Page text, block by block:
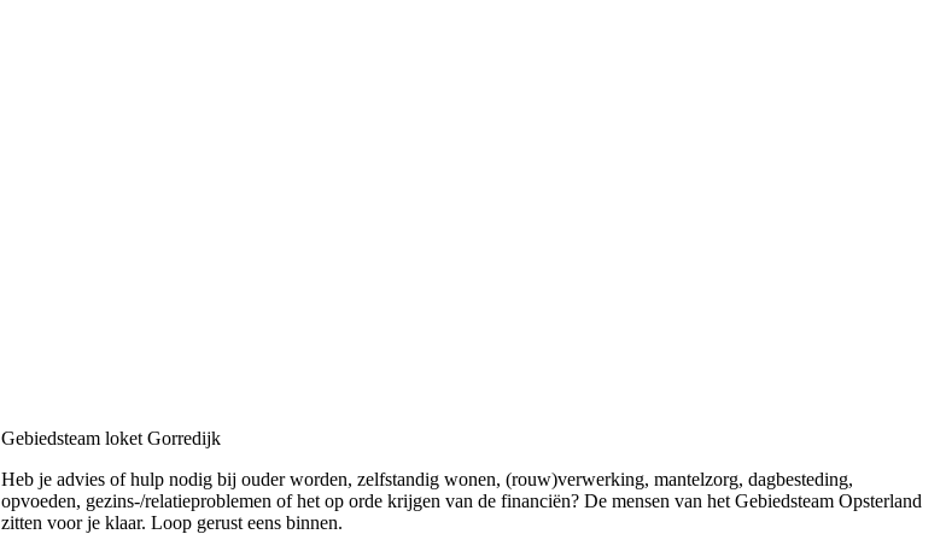
Gebiedsteam loket Gorredijk
Heb je advies of hulp nodig bij ouder worden, zelfstandig wonen, (rouw)verwerking, mantelzorg, dagbesteding,
opvoeden, gezins-/relatieproblemen of het op orde krijgen van de financiën? De mensen van het Gebiedsteam Opsterland
zitten voor je klaar. Loop gerust eens binnen.